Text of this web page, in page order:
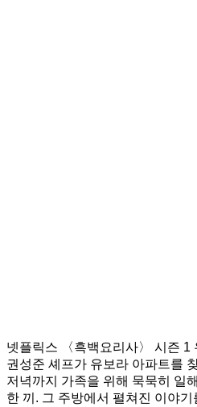
넷플릭스 〈흑백요리사〉 시즌 1
권성준 셰프가 유보라 아파트를
저녁까지 가족을 위해 묵묵히 일
한 끼. 그 주방에서 펼쳐진 이야